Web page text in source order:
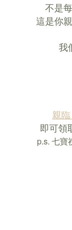
不是
這是你
我
親
即可領
p.s. 七寶